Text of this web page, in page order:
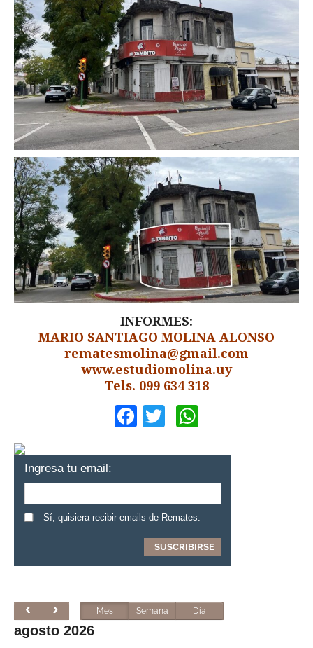
INFORMES:
MARIO SANTIAGO MOLINA ALONSO
rematesmolina@gmail.com
www.estudiomolina.uy
Tels. 099 634 318
Facebook
Twitter
Ingresa tu email:
Sí, quisiera recibir emails de Remates.
Mes Semana Día
agosto 2026